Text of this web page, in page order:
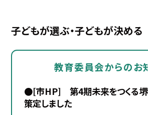
子どもが選ぶ・子どもが決める
教育委員会からのお
●[市HP] 第4期未来をつくる堺
策定しました